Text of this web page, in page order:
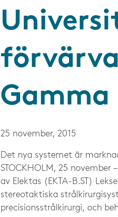
Gamma
25 november, 2015
Det nya systemet är
STOCKHOLM, 25
av Elektas (EKTA-B.ST)
stereotaktiska
precisionsstrålkirurgi, och